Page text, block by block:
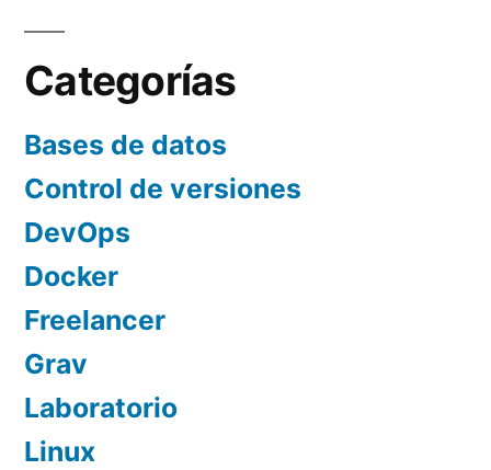
de
entradas
Categorías
Bases de datos
Control de versiones
DevOps
Docker
Freelancer
Grav
Laboratorio
Linux